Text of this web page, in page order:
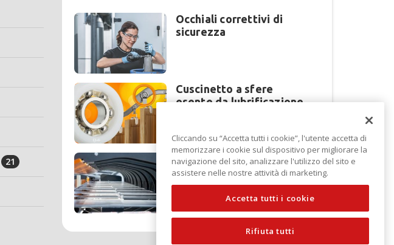
21
Occhiali correttivi di
sicurezza
Cuscinetto a sfere
esente da lubrificazione
Perché la lavorazione
lamiera cambia modello
di scouting a EuroBLECH
Cliccando su “Accetta tutti i cookie”, l'utente accetta di
memorizzare i cookie sul dispositivo per migliorare la
navigazione del sito, analizzare l'utilizzo del sito e
assistere nelle nostre attività di marketing.
Accetta tutti i cookie
Rifiuta tutti